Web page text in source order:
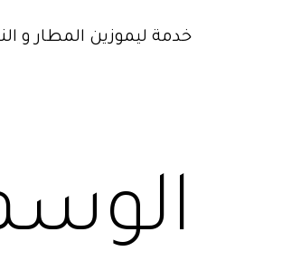
خدمة ليموزين المطار و